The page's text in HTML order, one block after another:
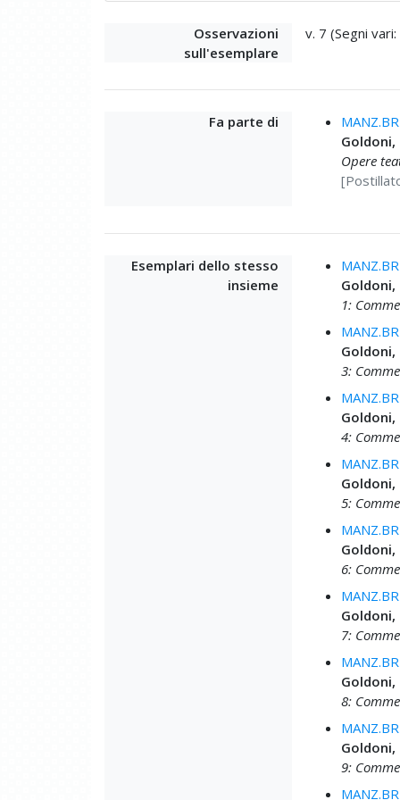
Osservazioni
sull'esemplare
v. 7 (Segni
Fa parte di
Goldoni,
Opere
Esemplari dello stesso
insieme
Goldoni,
1:
Goldoni,
3:
Goldoni,
4:
Goldoni,
5:
Goldoni,
6:
Goldoni,
7:
Goldoni,
8:
Goldoni,
9: